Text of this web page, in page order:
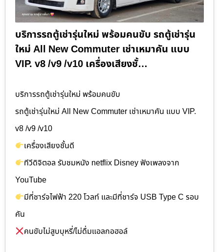
บริการรถตู้เช่ารุ่นใหม่ พร้อมคนขับ รถตู้เช่ารุ่น
ใหม่ All New Commuter เช่าเหมาคัน แบบ
VIP. v8 /v9 /v10 เครื่องเสียงชั้…
บริการรถตู้เช่ารุ่นใหม่ พร้อมคนขับ
รถตู้เช่ารุ่นใหม่ All New Commuter เช่าเหมาคัน แบบ VIP.
v8 /v9 /v10
เครื่องเสียงชั้นดี
ทีวีดิจิตอล รับชมหนัง netflix Disney ฟังเพลงจาก
YouTube
มีที่ชาร์จไฟฟ้า 220 โวลท์ และมีที่ชาร์จ USB Type C รอบ
คัน
คนขับไม่สูบบุหรี่/ไม่ดื่มแอลกอฮอล์